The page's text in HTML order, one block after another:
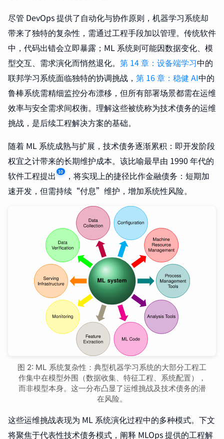
尽管 DevOps 提供了自动化与协作原则，机器学习系统却
带来了独特的复杂性，需通过工程手段加以管理。传统软件
中，代码出错会立即暴露；ML 系统则可能因数据变化、模
型交互、需求演化而悄然退化。 第 14 章：设备端学习中的
联邦学习系统面临独特的协调挑战， 第 16 章：稳健 AI中的
鲁棒系统需精细监控分布漂移，但所有部署场景都需在运维
效率与安全需求间权衡。理解这些被统称为技术债务的运维
挑战，是后续工程解决方案的基础。
随着 ML 系统成熟与扩展，技术债务逐渐累积：即开发阶段
权宜之计带来的长期维护成本。该比喻最早由 1990 年代的
软件工程提出 10 ，将实现上的捷径比作金融债务：短期加
速开发，但需持续“付息”维护，增加系统性风险。
图 2: ML 系统复杂性：典型机器学习系统的大部分工程工
作集中在模型外围（数据收集、特征工程、系统配置），
而非模型本身。这一分布凸显了运维挑战及技术债务的潜
在风险。
这些运维挑战表现为 ML 系统演化过程中的多种模式。下文
将聚焦于代表性技术债务模式，阐释 MLOps 提供的工程解